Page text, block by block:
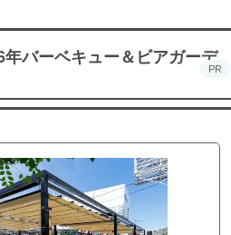
バーベキュー＆ビアガーデ
PR